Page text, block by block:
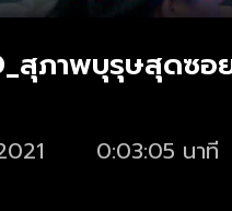
สุภาพบุรุษสุดซอ
0:03:05 นาที